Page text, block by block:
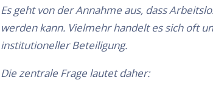
Es geht von der Annahme aus, dass
werden kann. Vielmehr handelt es sich oft
institutioneller Beteiligung.
Die zentrale Frage lautet daher: